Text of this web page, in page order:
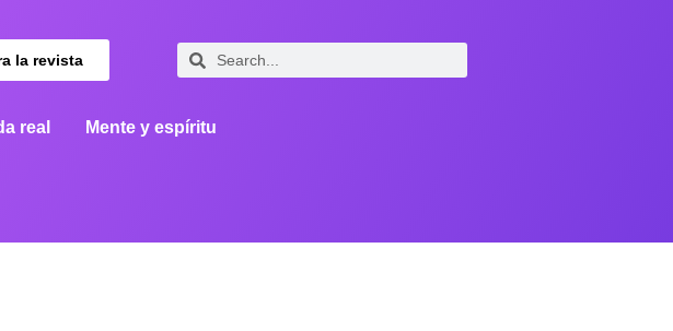
la revista
real Mente y espíritu